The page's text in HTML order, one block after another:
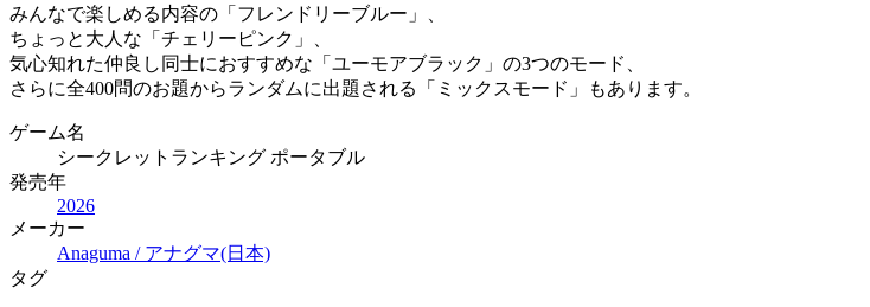
みんなで楽しめる内容の「フレンドリーブルー」、
ちょっと大人な「チェリーピンク」、
気心知れた仲良し同士におすすめな「ユーモアブラック」の3つのモード、
さらに全400問のお題からランダムに出題される「ミックスモード」もあります。
ゲーム名
シークレットランキング ポータブル
発売年
2026
メーカー
Anaguma / アナグマ(日本)
タグ